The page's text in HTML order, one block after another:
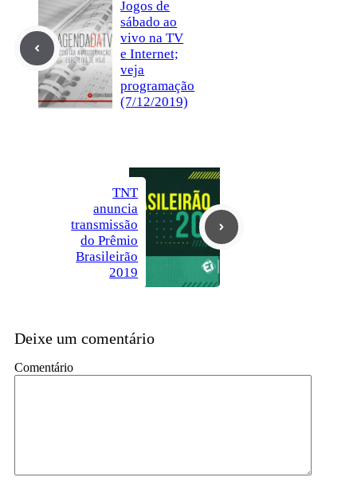
Jogos de
sábado ao
vivo na TV
e Internet;
veja
programação
(7/12/2019)
TNT
anuncia
transmissão
do Prêmio
Brasileirão
2019
Deixe um comentário
Comentário